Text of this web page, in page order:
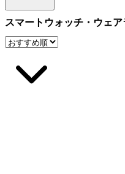
スマートウォッチ・ウェ